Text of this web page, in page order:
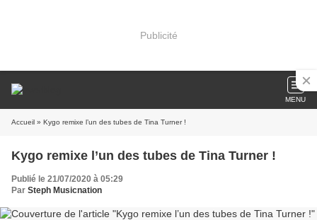
Publicité
MENU
Accueil » Kygo remixe l’un des tubes de Tina Turner !
Kygo remixe l’un des tubes de Tina Turner !
Publié le 21/07/2020 à 05:29
Par Steph Musicnation